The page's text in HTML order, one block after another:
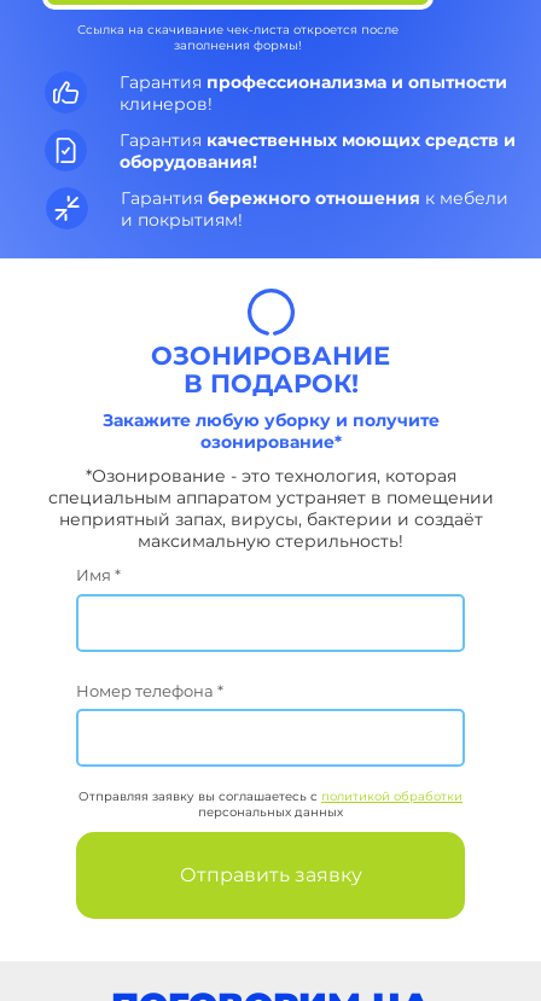
Ссылка на скачивание чек-листа откроется после
заполнения формы!
Гарантия профессионализма и опытности
клинеров!
Гарантия качественных моющих средств и
оборудования!
Гарантия бережного отношения к мебели
и покрытиям!
ОЗОНИРОВАНИЕ
В ПОДАРОК!
Закажите любую уборку и получите
озонирование*
*Озонирование - это технология, которая
специальным аппаратом устраняет в помещении
неприятный запах, вирусы, бактерии и создаёт
максимальную стерильность!
Имя *
Номер телефона *
Отправляя заявку вы соглашаетесь с политикой обработки
персональных данных
Отправить заявку